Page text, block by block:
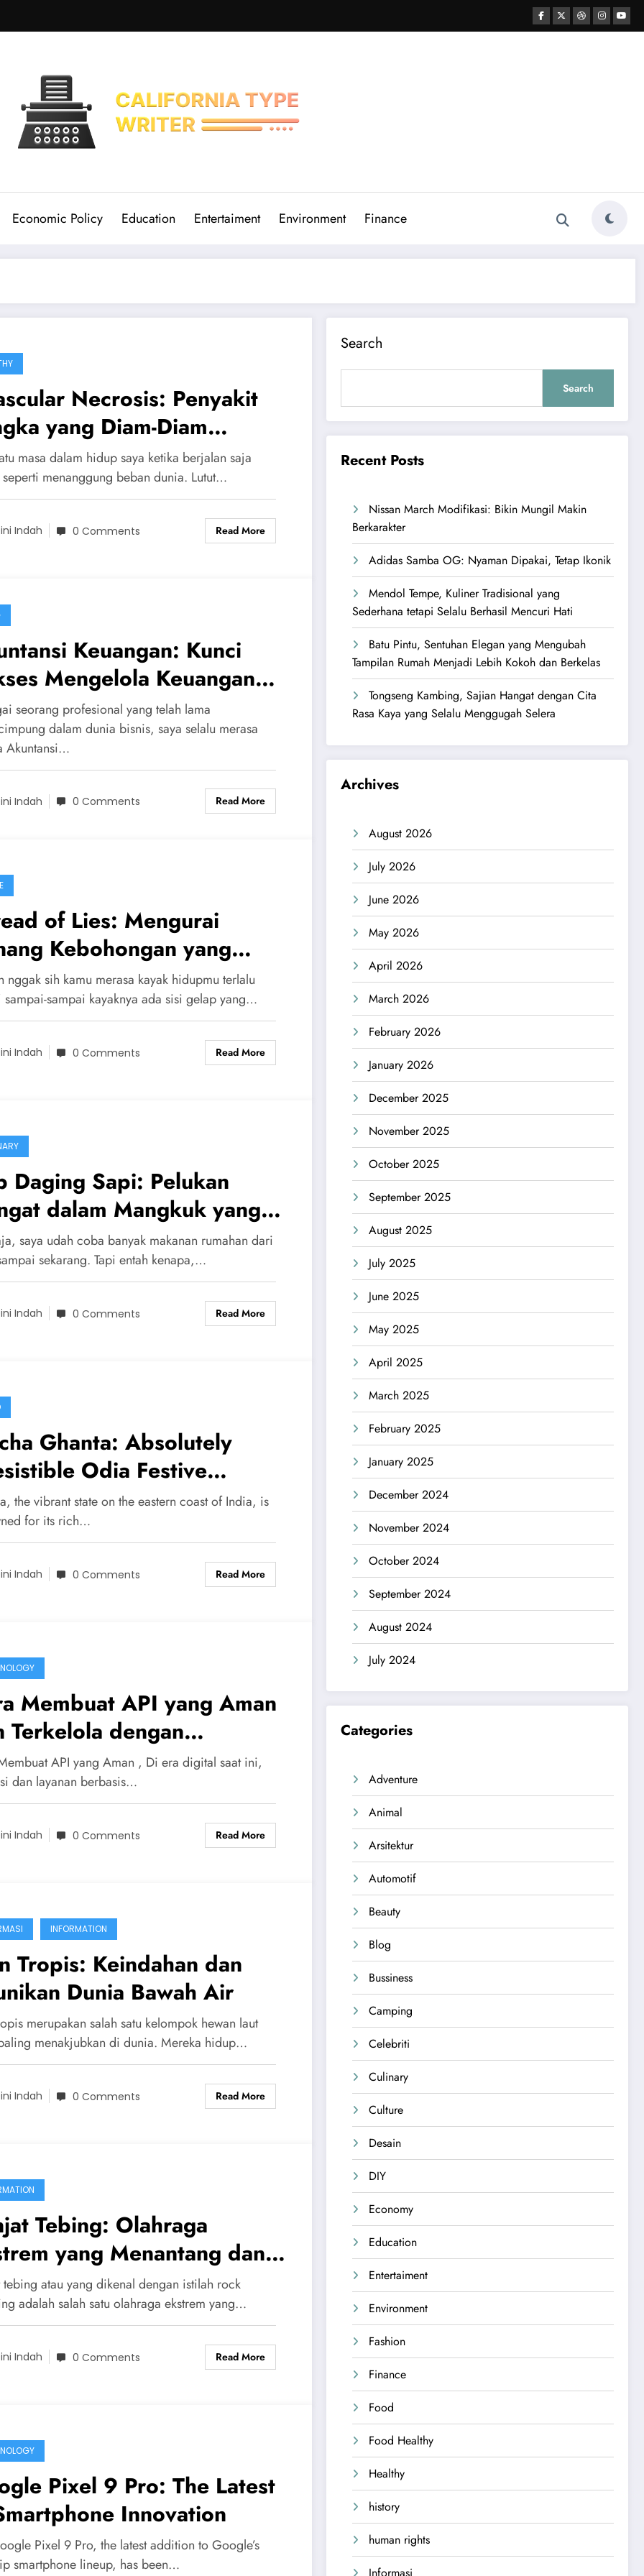
Economic Policy Education Entertaiment Environment Finance
Necrosis: Penyakit
yang Diam-Diam
Tulang
masa dalam hidup saya ketika berjalan saja
seperti menanggung beban dunia. Lutut…
Indah 0 Comments Read More
Keuangan: Kunci
Mengelola Keuangan
dengan Profesional
seorang profesional yang telah lama
dalam dunia bisnis, saya selalu merasa
Akuntansi…
Indah 0 Comments Read More
of Lies: Mengurai
Kebohongan yang
Kita Nggak Sadar Punya
nggak sih kamu merasa kayak hidupmu terlalu
sampai-sampai kayaknya ada sisi gelap yang…
Indah 0 Comments Read More
Daging Sapi: Pelukan
dalam Mangkuk yang
Bikin Kamu Jatuh Cinta
saya udah coba banyak makanan rumahan dari
sekarang. Tapi entah kenapa,…
Indah 0 Comments Read More
Ghanta: Absolutely
Odia Festive
the vibrant state on the eastern coast of India, is
for its rich…
Indah 0 Comments Read More
Membuat API yang Aman
Terkelola dengan
API yang Aman , Di era digital saat ini,
dan layanan berbasis…
Indah 0 Comments Read More
INFORMATION
Tropis: Keindahan dan
Dunia Bawah Air
merupakan salah satu kelompok hewan laut
menakjubkan di dunia. Mereka hidup…
Indah 0 Comments Read More
Tebing: Olahraga
yang Menantang dan
tebing atau yang dikenal dengan istilah rock
adalah salah satu olahraga ekstrem yang…
Indah 0 Comments Read More
Pixel 9 Pro: The Latest
Innovation
Pixel 9 Pro, the latest addition to Google’s
smartphone lineup, has been…
Search
Search
Recent Posts
Nissan March Modifikasi: Bikin Mungil Makin
Berkarakter
Adidas Samba OG: Nyaman Dipakai, Tetap Ikonik
Mendol Tempe, Kuliner Tradisional yang
Sederhana tetapi Selalu Berhasil Mencuri Hati
Batu Pintu, Sentuhan Elegan yang Mengubah
Tampilan Rumah Menjadi Lebih Kokoh dan Berkelas
Tongseng Kambing, Sajian Hangat dengan Cita
Rasa Kaya yang Selalu Menggugah Selera
Archives
August 2026
July 2026
June 2026
May 2026
April 2026
March 2026
February 2026
January 2026
December 2025
November 2025
October 2025
September 2025
August 2025
July 2025
June 2025
May 2025
April 2025
March 2025
February 2025
January 2025
December 2024
November 2024
October 2024
September 2024
August 2024
July 2024
Categories
Adventure
Animal
Arsitektur
Automotif
Beauty
Blog
Bussiness
Camping
Celebriti
Culinary
Culture
Desain
DIY
Economy
Education
Entertaiment
Environment
Fashion
Finance
Food
Food Healthy
Healthy
history
human rights